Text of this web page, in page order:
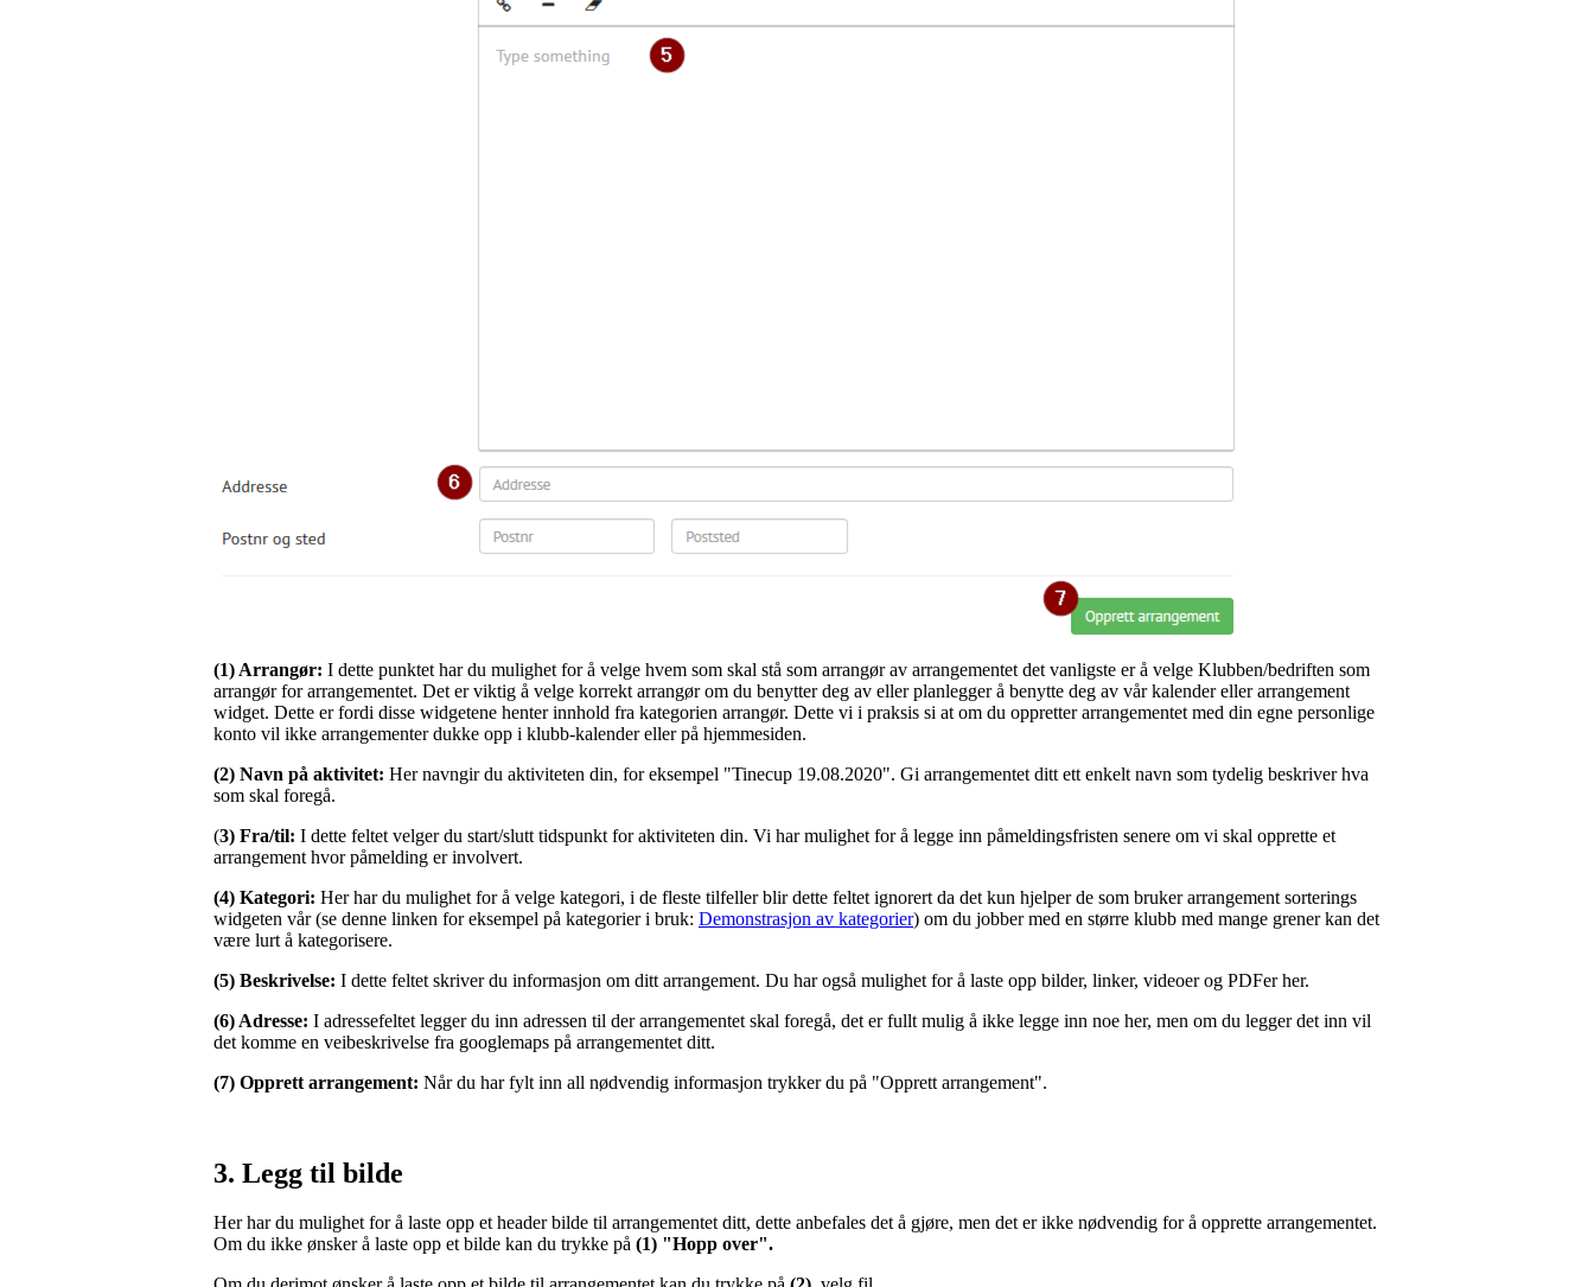
(1) Arrangør: I dette punktet har du mulighet for å velge hvem som skal stå som arrangør av arrangementet det vanligste er å velge Klubben/bedriften som
arrangør for arrangementet. Det er viktig å velge korrekt arrangør om du benytter deg av eller planlegger å benytte deg av vår kalender eller arrangement
widget. Dette er fordi disse widgetene henter innhold fra kategorien arrangør. Dette vi i praksis si at om du oppretter arrangementet med din egne personlige
konto vil ikke arrangementer dukke opp i klubb-kalender eller på hjemmesiden.
(2) Navn på aktivitet: Her navngir du aktiviteten din, for eksempel "Tinecup 19.08.2020". Gi arrangementet ditt ett enkelt navn som tydelig beskriver hva
som skal foregå.
(3) Fra/til: I dette feltet velger du start/slutt tidspunkt for aktiviteten din. Vi har mulighet for å legge inn påmeldingsfristen senere om vi skal opprette et
arrangement hvor påmelding er involvert.
(4) Kategori: Her har du mulighet for å velge kategori, i de fleste tilfeller blir dette feltet ignorert da det kun hjelper de som bruker arrangement sorterings
widgeten vår (se denne linken for eksempel på kategorier i bruk: Demonstrasjon av kategorier) om du jobber med en større klubb med mange grener kan det
være lurt å kategorisere.
(5) Beskrivelse: I dette feltet skriver du informasjon om ditt arrangement. Du har også mulighet for å laste opp bilder, linker, videoer og PDFer her.
(6) Adresse: I adressefeltet legger du inn adressen til der arrangementet skal foregå, det er fullt mulig å ikke legge inn noe her, men om du legger det inn vil
det komme en veibeskrivelse fra googlemaps på arrangementet ditt.
(7) Opprett arrangement: Når du har fylt inn all nødvendig informasjon trykker du på "Opprett arrangement".
3. Legg til bilde
Her har du mulighet for å laste opp et header bilde til arrangementet ditt, dette anbefales det å gjøre, men det er ikke nødvendig for å opprette arrangementet.
Om du ikke ønsker å laste opp et bilde kan du trykke på (1) "Hopp over".